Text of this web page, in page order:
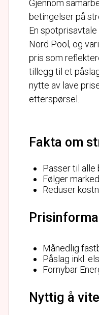
Gjennom
betingelser på
En
Nord Pool, og
pris som
tillegg til et
nytte av lave
etterspørsel.
Fakta om
Passer til
Følger
Reduser
Månedlig
Påslag inkl.
Fornybar
Nyttig å